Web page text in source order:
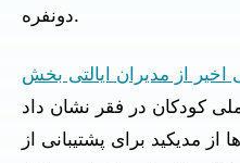
دونفره.
کودکان در فقر نشان داد
از مدیکید برای پشتیبانی از